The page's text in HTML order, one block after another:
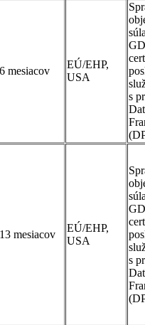
6 mesiacov
EÚ/EHP,
USA
s
13 mesiacov
EÚ/EHP,
USA
s